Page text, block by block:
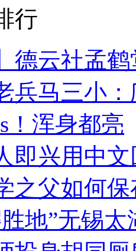
行
德云社孟
兵马三小
！浑身都亮
即兴用中
之父如何
地”无锡